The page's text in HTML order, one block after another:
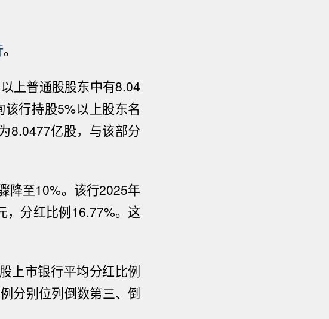
。
上普通股股东中有8.04
行持股5%以上股东名
8.0477亿股，与该部分
降至10%。该行2025年
，分红比例16.77%。这
上市银行平均分红比例
分别位列倒数第三、倒